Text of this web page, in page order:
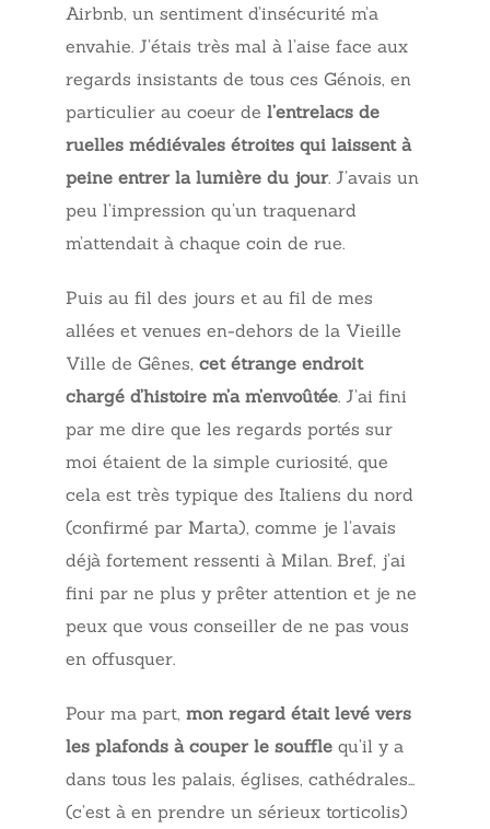
Airbnb, un sentiment d’insécurité m’a
envahie. J’étais très mal à l’aise face aux
regards insistants de tous ces Génois, en
particulier au coeur de l’entrelacs de
ruelles médiévales étroites qui laissent à
peine entrer la lumière du jour. J’avais un
peu l’impression qu’un traquenard
m’attendait à chaque coin de rue.
Puis au fil des jours et au fil de mes
allées et venues en-dehors de la Vieille
Ville de Gênes, cet étrange endroit
chargé d’histoire m’a m’envoûtée. J’ai fini
par me dire que les regards portés sur
moi étaient de la simple curiosité, que
cela est très typique des Italiens du nord
(confirmé par Marta), comme je l’avais
déjà fortement ressenti à Milan. Bref, j’ai
fini par ne plus y prêter attention et je ne
peux que vous conseiller de ne pas vous
en offusquer.
Pour ma part, mon regard était levé vers
les plafonds à couper le souffle qu’il y a
dans tous les palais, églises, cathédrales…
(c’est à en prendre un sérieux torticolis)